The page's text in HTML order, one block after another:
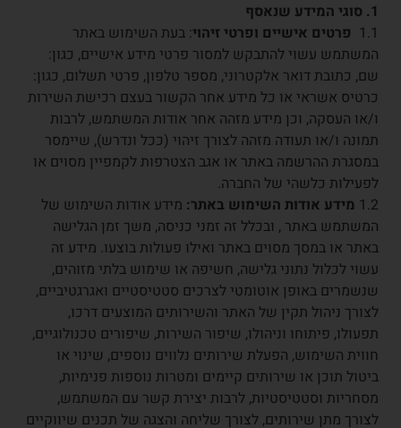
1. סוגי המידע שנאסף
1.1 פרטים אישיים ופרטי זיהוי: בעת השימוש באתר
המשתמש עשוי להתבקש למסור פרטי מידע אישיים, כגון:
שם, כתובת דואר אלקטרוני, מספר טלפון, פרטי תשלום, כגון:
כרטיס אשראי או כל מידע אחר הקשור בעצם רכישת השירות
ו/או העסקה, וכן מידע מזהה אחר אודות המשתמש, לרבות
תמונה ו/או תעודה מזהה לצורך זיהוי (ככל ונדרש), שיימסר
במסגרת ההרשמה באתר או אגב הצטרפות לקמפיין מסוים או
לפעילות כלשהי של החברה.
1.2 מידע אודות השימוש באתר: מידע אודות השימוש של
המשתמש באתר , ובכלל זה זמני כניסה, משך זמן הגלישה
באתר או במסך מסוים באתר ואילו פעולות בוצעו. מידע זה
עשוי לכלול נתוני גלישה, חשיפה או שימוש בלתי מזוהים,
שנשמרים באופן אוטומטי לצרכים סטטיסטיים ואגרגטיביים,
לצורך ניהול תקין של האתר והשירותים המוצעים דרכו,
תפעולו, פיתוחו וניהולו, שיפור השירות, שיפורים טכנולוגיים,
חווית השימוש, הפעלת שירותים נלווים נוספים, שינוי או
ביטול תוכן או שירותים קיימים ומטרות נוספות פנימיות,
מסחריות וסטטיסטיות, לרבות יצירת קשר עם המשתמש,
לצורך מתן שירותים, לצורך שליחה והצגה של תכנים שיווקיים